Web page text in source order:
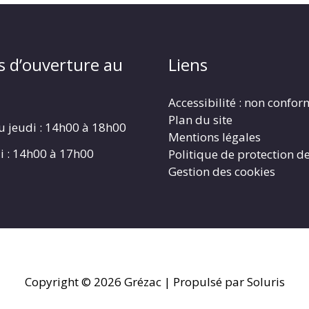
d’ouverture au
jeudi : 14h00 à 18h00
: 14h00 à 17h00
Liens
Accessibilité : non
Plan du site
Mentions légales
Politique de protection
Gestion des cookies
Copyright © 2026 Grézac| Propulsé par Soluris